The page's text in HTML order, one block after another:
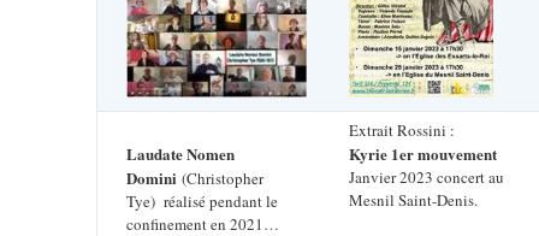
Laudate Nomen
Domini (Christopher
Tye) réalisé pendant le
confinement en 2021…
Extrait Rossini :
Kyrie 1er mouvement
Janvier 2023 concert au
Mesnil Saint-Denis.